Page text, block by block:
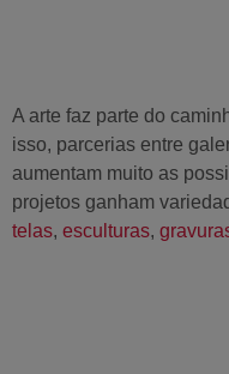
A arte faz parte do
isso, parcerias entre
aumentam muito as
projetos ganham
telas, esculturas,